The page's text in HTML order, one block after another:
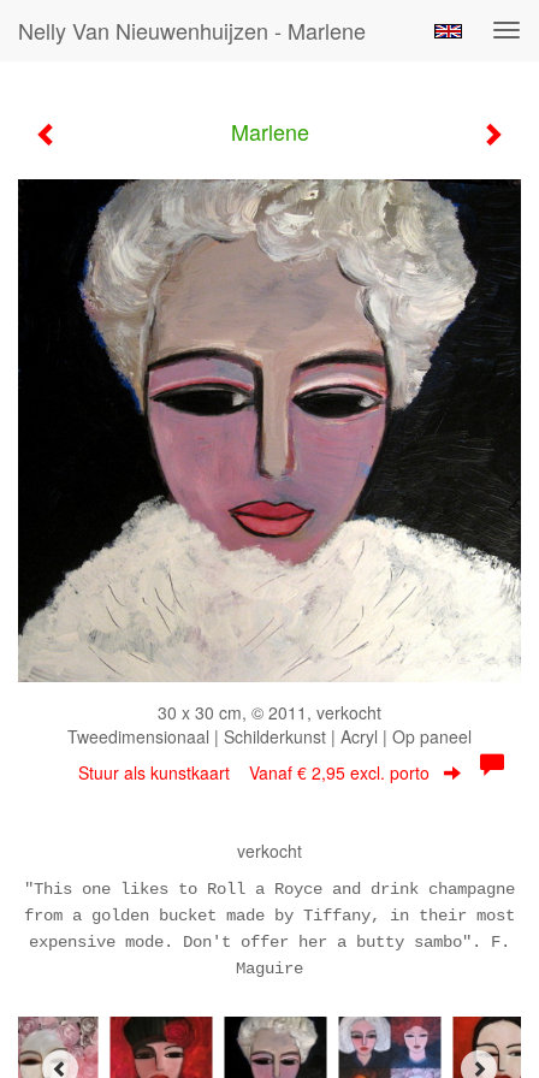
Nelly Van Nieuwenhuijzen - Marlene
Marlene
30 x 30 cm, © 2011, verkocht
Tweedimensionaal | Schilderkunst | Acryl | Op paneel
Stuur als kunstkaart Vanaf € 2,95 excl. porto
verkocht
"This one likes to Roll a Royce and drink champagne
from a golden bucket made by Tiffany, in their most
expensive mode. Don't offer her a butty sambo". F.
Maguire